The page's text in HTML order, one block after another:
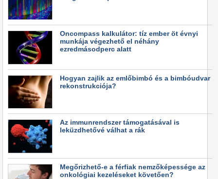
Oncompass kalkulátor: tíz ember öt évnyi
munkája végezhető el néhány
ezredmásodperc alatt
Hogyan zajlik az emlőbimbó és a bimbóudvar
rekonstrukciója?
Az immunrendszer támogatásával is
leküzdhetővé válhat a rák
Megőrizhető-e a férfiak nemzőképessége az
onkológiai kezeléseket követően?